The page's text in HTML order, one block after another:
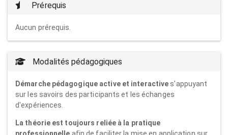
Prérequis
Aucun prérequis.
Modalités pédagogiques
Démarche pédagogique active et interactive s'appuyant
sur les savoirs des participants et les échanges
d'expériences.
La théorie est toujours reliée à la pratique